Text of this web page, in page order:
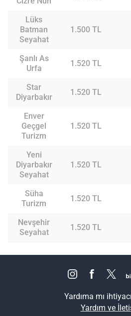
Lüks
Batman
Seyahat
1.500 TL
Şanlı As
Urfa
1.520 TL
Star
Diyarbakır
1.520 TL
Enver
Geçgel
Turizm
1.520 TL
Yeni
Diyarbakır
Seyahat
1.520 TL
Süha
Turizm
1.520 TL
Nevşehir
Seyahat
1.520 TL
Yardıma mı
Yardım ve